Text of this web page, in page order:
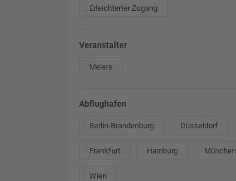
Erleichterter Zugang
Veranstalter
Meiers
Abflughafen
Berlin-Brandenburg Düsseldorf
Frankfurt Hamburg München
Wien